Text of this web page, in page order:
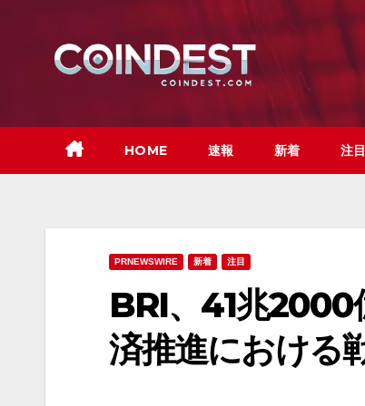
HOME 速報 新着 注目
PRNEWSWIRE 新着 注目
BRI、41兆2000
済推進における